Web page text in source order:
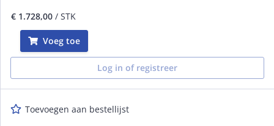
€ 1.728,00 / STK
Voeg toe
Log in of registreer
Toevoegen aan bestellijst